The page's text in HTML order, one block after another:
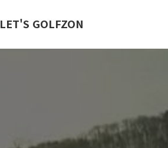
LET'S GOLFZON